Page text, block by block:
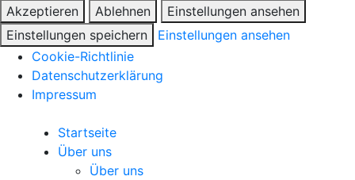
Akzeptieren Ablehnen
Einstellungen ansehen
Einstellungen speichern
Einstellungen ansehen
Cookie-Richtlinie
Datenschutzerklärung
Impressum
Startseite
Über uns
Über uns